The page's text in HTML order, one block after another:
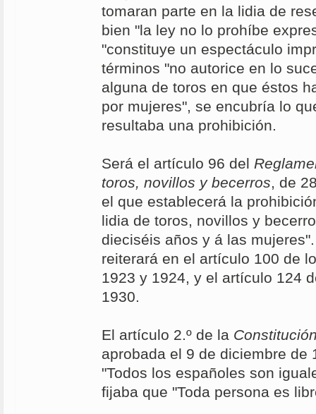
tomaran parte en la lidia de
bien "la ley no lo prohíbe
"constituye un espectáculo
términos "no autorice en lo
alguna de toros en que éstos
por mujeres", se encubría lo
resultaba una prohibición.
Será el artículo 96 del
toros, novillos y becerros, de
el que establecerá la
lidia de toros, novillos y
dieciséis años y á las
reiterará en el artículo 100 de
1923 y 1924, y el artículo 124
1930.
El artículo 2.º de la
aprobada el 9 de diciembre de
"Todos los españoles son
fijaba que "Toda persona es